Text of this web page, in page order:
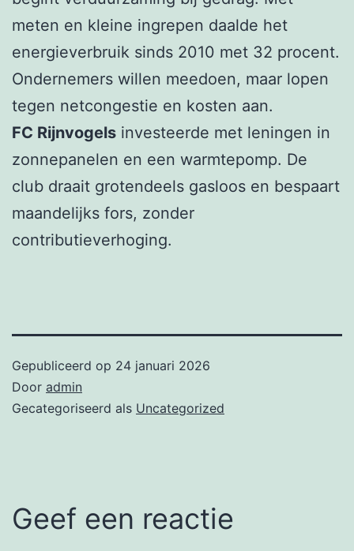
meten en kleine ingrepen daalde het
energieverbruik sinds 2010 met 32 procent.
Ondernemers willen meedoen, maar lopen
tegen netcongestie en kosten aan.
FC Rijnvogels investeerde met leningen in
zonnepanelen en een warmtepomp. De
club draait grotendeels gasloos en bespaart
maandelijks fors, zonder
contributieverhoging.
Gepubliceerd op 24 januari 2026
Door admin
Gecategoriseerd als Uncategorized
Geef een reactie